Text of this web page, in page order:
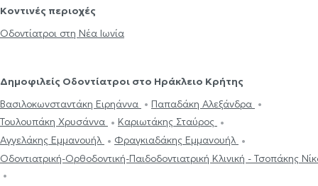
Κοντινές περιοχές
Οδοντίατροι στη Νέα Ιωνία
Δημοφιλείς Οδοντίατροι στο Ηράκλειο Κρήτης
Βασιλοκωνσταντάκη Ειρηάννα
Παπαδάκη Αλεξάνδρα
Τουλουπάκη Χρυσάννα
Καριωτάκης Σταύρος
Αγγελάκης Εμμανουήλ
Φραγκιαδάκης Εμμανουήλ
Οδοντιατρική-Ορθοδοντική-Παιδοδοντιατρική Κλινική - Τσοπάκης